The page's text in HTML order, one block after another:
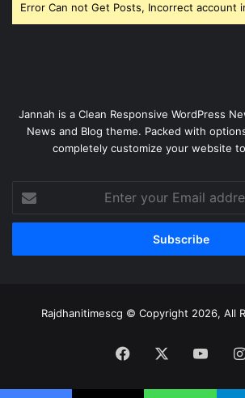
Error Can not Get Posts, Incorrect account
Jannah is a Clean Responsive WordPress
News and Blog theme. Packed with
completely customize your website
your
Email
Rajdhanitimescg © Copyright 2026, All
Facebook